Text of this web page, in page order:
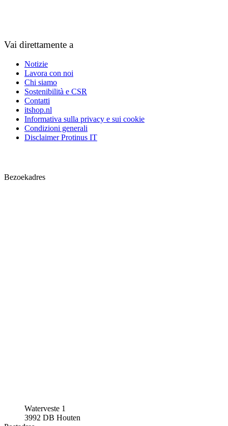
Vai direttamente a
Notizie
Lavora con noi
Chi siamo
Sostenibilità e CSR
Contatti
itshop.nl
Informativa sulla privacy e sui cookie
Condizioni generali
Disclaimer Protinus IT
Bezoekadres
Waterveste 1
3992 DB Houten